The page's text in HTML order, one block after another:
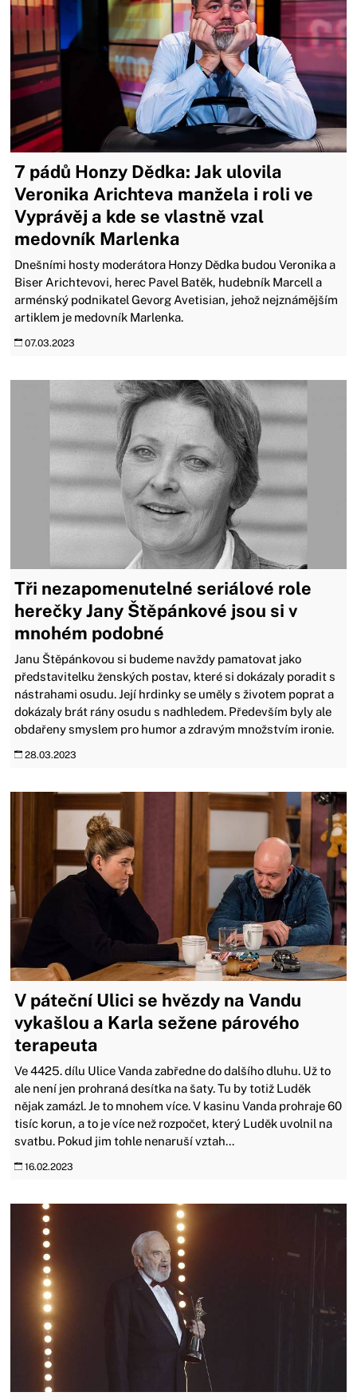
7 pádů Honzy Dědka: Jak ulovila
Veronika Arichteva manžela i roli ve
Vyprávěj a kde se vlastně vzal
medovník Marlenka
Dnešními hosty moderátora Honzy Dědka budou Veronika a
Biser Arichtevovi, herec Pavel Batěk, hudebník Marcell a
arménský podnikatel Gevorg Avetisian, jehož nejznámějším
artiklem je medovník Marlenka.
07.03.2023
Tři nezapomenutelné seriálové role
herečky Jany Štěpánkové jsou si v
mnohém podobné
Janu Štěpánkovou si budeme navždy pamatovat jako
představitelku ženských postav, které si dokázaly poradit s
nástrahami osudu. Její hrdinky se uměly s životem poprat a
dokázaly brát rány osudu s nadhledem. Především byly ale
obdařeny smyslem pro humor a zdravým množstvím ironie.
28.03.2023
V páteční Ulici se hvězdy na Vandu
vykašlou a Karla sežene párového
terapeuta
Ve 4425. dílu Ulice Vanda zabředne do dalšího dluhu. Už to
ale není jen prohraná desítka na šaty. Tu by totiž Luděk
nějak zamázl. Je to mnohem více. V kasinu Vanda prohraje 60
tisíc korun, a to je více než rozpočet, který Luděk uvolnil na
svatbu. Pokud jim tohle nenaruší vztah...
16.02.2023